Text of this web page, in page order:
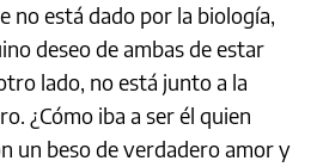
no está dado por la biología,
deseo de ambas de estar
lado, no está junto a la
¿Cómo iba a ser él quien
un beso de verdadero amor y